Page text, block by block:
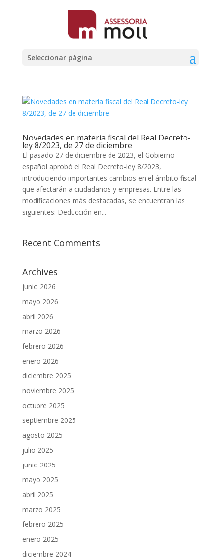
Seleccionar página
Novedades en materia fiscal del Real Decreto-
ley 8/2023, de 27 de diciembre
El pasado 27 de diciembre de 2023, el Gobierno
español aprobó el Real Decreto-ley 8/2023,
introduciendo importantes cambios en el ámbito fiscal
que afectarán a ciudadanos y empresas. Entre las
modificaciones más destacadas, se encuentran las
siguientes: Deducción en...
Recent Comments
Archives
junio 2026
mayo 2026
abril 2026
marzo 2026
febrero 2026
enero 2026
diciembre 2025
noviembre 2025
octubre 2025
septiembre 2025
agosto 2025
julio 2025
junio 2025
mayo 2025
abril 2025
marzo 2025
febrero 2025
enero 2025
diciembre 2024